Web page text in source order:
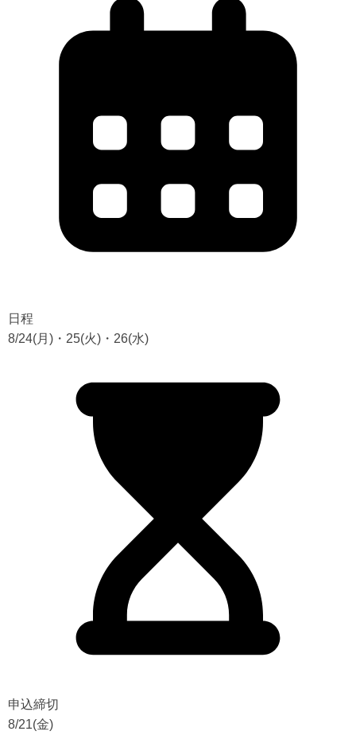
日程
8/24(月)・25(火)・26(水)
申込締切
8/21(金)